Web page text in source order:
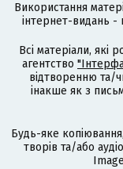
Використання
інтернет-видань -
Всі матеріали, які
агентство
відтворенню та/
інакше як з
Будь-яке
творів та/або